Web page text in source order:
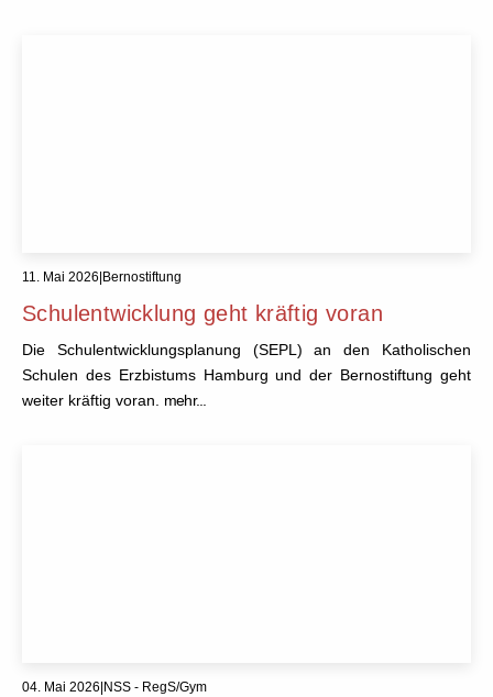
11. Mai 2026 Bernostiftung
Schulentwicklung geht kräftig voran
Die Schulentwicklungsplanung (SEPL) an den Katholischen
Schulen des Erzbistums Hamburg und der Bernostiftung geht
weiter kräftig voran. mehr...
04. Mai 2026 NSS - RegS/Gym